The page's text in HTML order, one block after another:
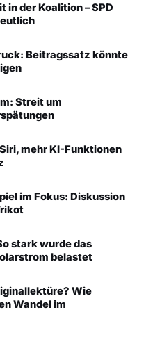
der Koalition – SPD
Beitragssatz könnte
Streit um
mehr KI-Funktionen
im Fokus: Diskussion
stark wurde das
belastet
Wie
Wandel im